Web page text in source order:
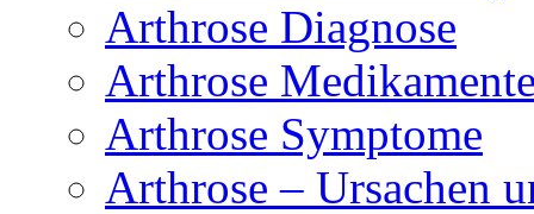
Arthrose Diagnose
Arthrose
Arthrose Symptome
Arthrose – Ursachen